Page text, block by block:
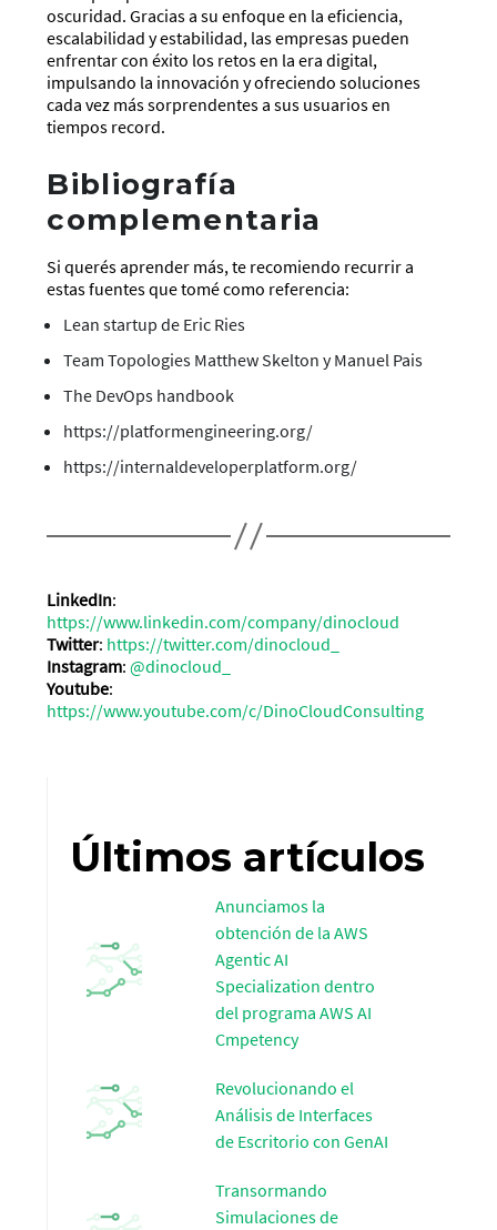
oscuridad. Gracias a su enfoque en la eficiencia,
escalabilidad y estabilidad, las empresas pueden
enfrentar con éxito los retos en la era digital,
impulsando la innovación y ofreciendo soluciones
cada vez más sorprendentes a sus usuarios en
tiempos record.
Bibliografía
complementaria
Si querés aprender más, te recomiendo recurrir a
estas fuentes que tomé como referencia:
Lean startup de Eric Ries
Team Topologies Matthew Skelton y Manuel Pais
The DevOps handbook
https://platformengineering.org/
https://internaldeveloperplatform.org/
LinkedIn:
https://www.linkedin.com/company/dinocloud
Twitter: https://twitter.com/dinocloud_
Instagram:@dinocloud_
Youtube:
https://www.youtube.com/c/DinoCloudConsulting
Últimos artículos
Anunciamos la
obtención de la AWS
Agentic AI
Specialization dentro
del programa AWS AI
Cmpetency
Revolucionando el
Análisis de Interfaces
de Escritorio con GenAI
Transormando
Simulaciones de